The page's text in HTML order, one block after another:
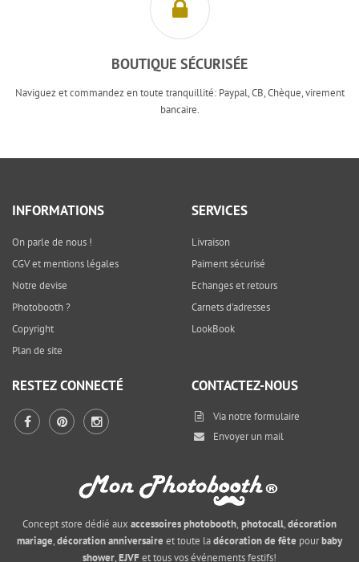
BOUTIQUE SÉCURISÉE
Naviguez et commandez en toute tranquillité: Paypal, CB, Chèque, virement
bancaire.
INFORMATIONS
On parle de nous !
CGV et mentions légales
Notre devise
Photobooth ?
Copyright
Plan de site
SERVICES
Livraison
Paiment sécurisé
Echanges et retours
Carnets d'adresses
LookBook
RESTEZ CONNECTÉ CONTACTEZ-NOUS
Via notre formulaire
Envoyer un mail
Concept store dédié aux accessoires photobooth, photocall,décoration
mariage,décoration anniversaire et toute ladécoration de fête pourbaby
shower,EJVFet tous vos événements festifs!